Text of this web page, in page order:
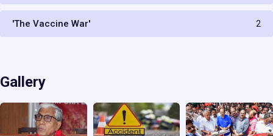
'The Vaccine War' 2
Gallery